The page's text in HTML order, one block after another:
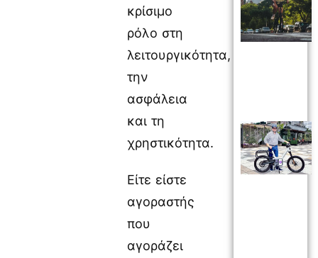
κρίσιμο
ρόλο στη
λειτουργικότητα,
την
ασφάλεια
και τη
χρηστικότητα.
Είτε είστε
αγοραστής
που
αγοράζει